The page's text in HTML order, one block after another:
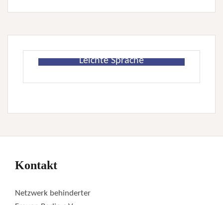
Leichte Sprache
Kontakt
Netzwerk behinderter